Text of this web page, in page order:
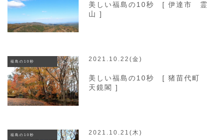
美しい福島の10秒 [ 伊達市 霊
山 ]
福島の10秒 2021.10.22(金)
美しい福島の10秒 [ 猪苗代町
天鏡閣 ]
福島の10秒 2021.10.21(木)